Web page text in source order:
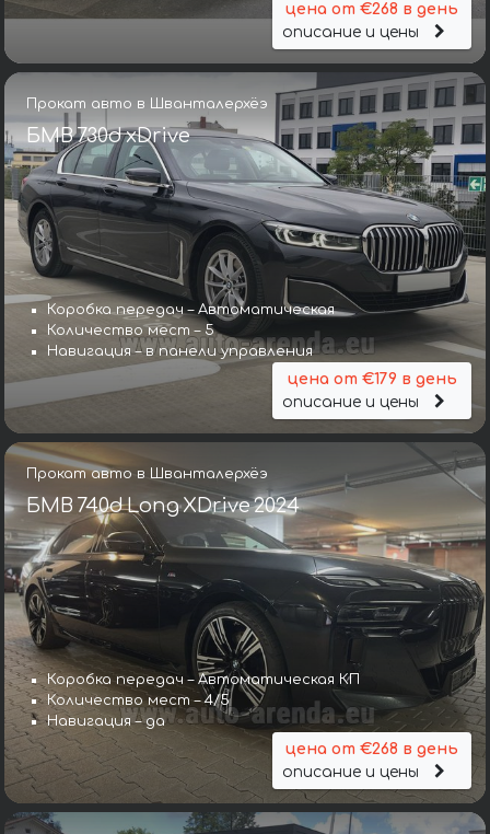
цена от €268 в день
описание и цены
Прокат авто в Шванталерхёэ
БМВ 730d xDrive
Коробка передач – Автоматическая
Количество мест – 5
Навигация – в панели управления
цена от €179 в день
описание и цены
Прокат авто в Шванталерхёэ
БМВ 740d Long XDrive 2024
Коробка передач – Автоматическая КП
Количество мест – 4/5
Навигация – да
цена от €268 в день
описание и цены